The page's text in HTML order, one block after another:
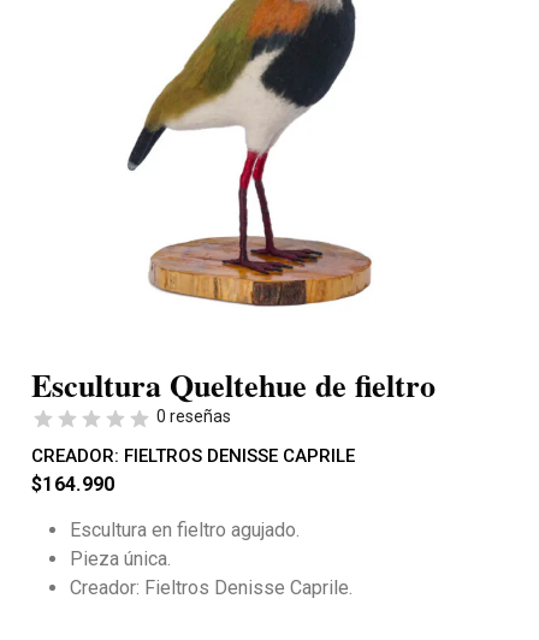
Escultura Queltehue de fieltro
0 reseñas
CREADOR: FIELTROS DENISSE CAPRILE
$164.990
Escultura en fieltro agujado.
Pieza única.
Creador: Fieltros Denisse Caprile.